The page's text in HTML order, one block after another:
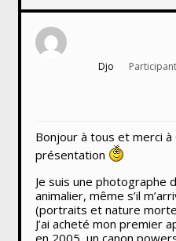
Djo Participant
Bonjour à tous et merci
présentation
Je suis une photographe
animalier, même s’il
(portraits et nature
J’ai acheté mon premier
en 2005, un canon